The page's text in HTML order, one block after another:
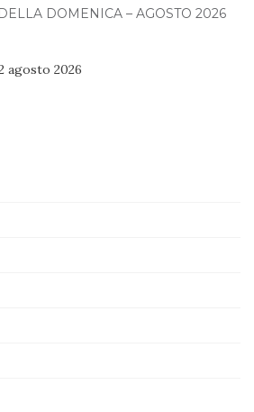
DOMENICA – AGOSTO 2026
agosto 2026